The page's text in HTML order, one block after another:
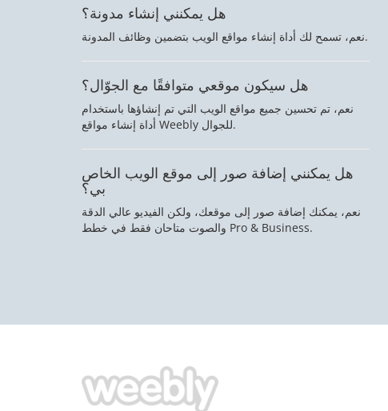
هل يمكنني إنشاء مدونة؟
نعم، تسمح لك أداة إنشاء مواقع الويب بتضمين وظائف المدونة.
هل سيكون موقعي متوافقًا مع الجوّال؟
نعم، تم تحسين جميع مواقع الويب التي تم إنشاؤها باستخدام
أداة إنشاء مواقع Weebly للجوال.
هل يمكنني إضافة صور إلى موقع الويب الخاص
بي؟
نعم، يمكنك إضافة صور إلى موقعك، ولكن الفيديو عالي الدقة
والصوت متاحان فقط في خطط Pro & Business.